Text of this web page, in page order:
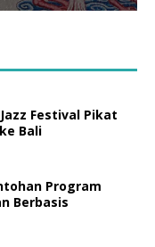
Festival Pikat
Bali
Program
Berbasis